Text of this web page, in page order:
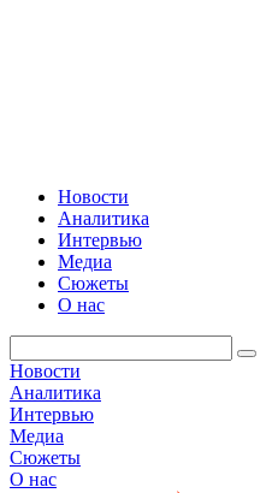
Новости
Аналитика
Интервью
Медиа
Сюжеты
О нас
Новости
Аналитика
Интервью
Медиа
Сюжеты
О нас